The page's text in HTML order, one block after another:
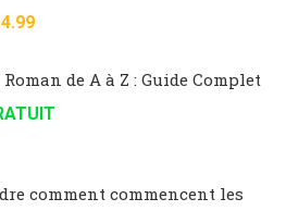
de A à Z : Guide Complet
comment commencent les